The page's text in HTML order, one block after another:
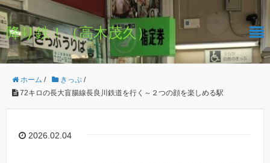
降り鉄！（高木茂久）
ホーム / きっぷ /
72キロの長大盲腸線長良川鉄道を行く～２つの顔を楽しめる駅
2026.02.04